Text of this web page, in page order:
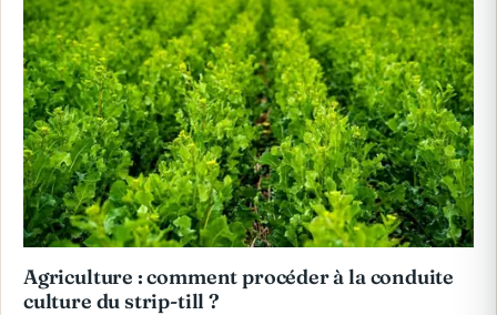
Agriculture : comment procéder à la conduite
culture du strip-till ?